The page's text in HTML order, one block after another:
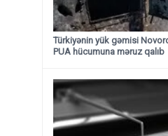
Türkiyənin yük gəmisi
PUA hücumuna məruz qalıb